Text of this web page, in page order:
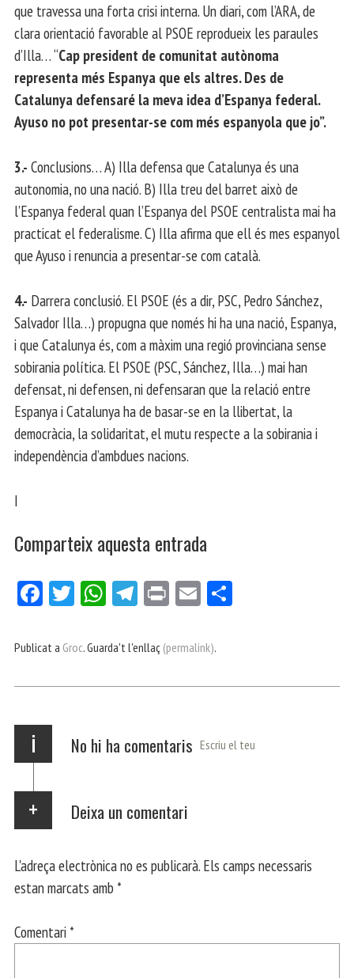
que travessa una forta crisi interna. Un diari, com l’ARA, de
clara orientació favorable al PSOE reprodueix les paraules
d’Illa… “Cap president de comunitat autònoma
representa més Espanya que els altres. Des de
Catalunya defensaré la meva idea d’Espanya federal.
Ayuso no pot presentar-se com més espanyola que jo”.
3.- Conclusions… A) Illa defensa que Catalunya és una
autonomia, no una nació. B) Illa treu del barret això de
l’Espanya federal quan l’Espanya del PSOE centralista mai ha
practicat el federalisme. C) Illa afirma que ell és mes espanyol
que Ayuso i renuncia a presentar-se com català.
4.- Darrera conclusió. El PSOE (és a dir, PSC, Pedro Sánchez,
Salvador Illa…) propugna que només hi ha una nació, Espanya,
i que Catalunya és, com a màxim una regió provinciana sense
sobirania política. El PSOE (PSC, Sánchez, Illa…) mai han
defensat, ni defensen, ni defensaran que la relació entre
Espanya i Catalunya ha de basar-se en la llibertat, la
democràcia, la solidaritat, el mutu respecte a la sobirania i
independència d’ambdues nacions.
I
Comparteix aquesta entrada
Fa
bo
Tw
er
W
ts
p
Te
gr
m
Pri E
ail
ei
Publicat a Groc. Guarda't l'enllaç (permalink).
i No hi ha comentaris Escriu el teu
Deixa un comentari
L'adreça electrònica no es publicarà. Els camps necessaris
estan marcats amb *
Comentari *